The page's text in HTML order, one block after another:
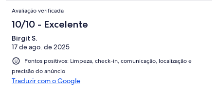
Avaliação verificada
10/10 - Excelente
Birgit S.
17 de ago. de 2025
Pontos positivos: Limpeza, check-in, comunicação, localização e
precisão do anúncio
Traduzir com o Google